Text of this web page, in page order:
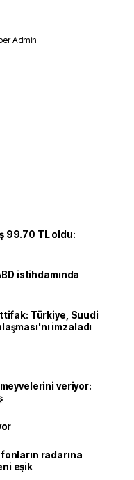
Admin
99.70 TL oldu:
istihdamında
Türkiye, Suudi
imzaladı
veriyor:
radarına
eşik